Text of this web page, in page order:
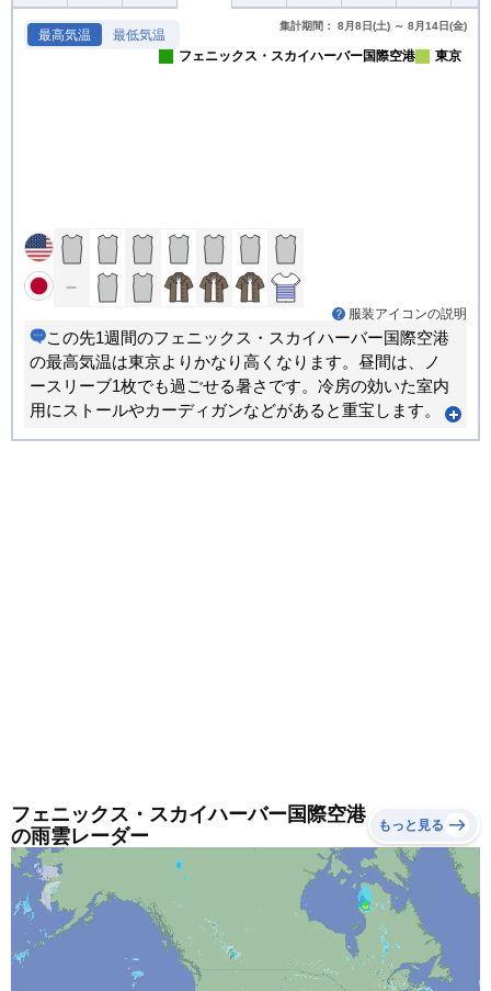
最高気温 最低気温
集計期間： 8月8日(土) ～ 8月14日(金)
フェニックス・スカイハーバー国際空港 東京
服装アイコンの説明
この先1週間のフェニックス・スカイハーバー国際空港
の最高気温は東京よりかなり高くなります。昼間は、ノ
ースリーブ1枚でも過ごせる暑さです。冷房の効いた室内
用にストールやカーディガンなどがあると重宝します。
フェニックス・スカイハーバー国際空港
の雨雲レーダー
もっと見る